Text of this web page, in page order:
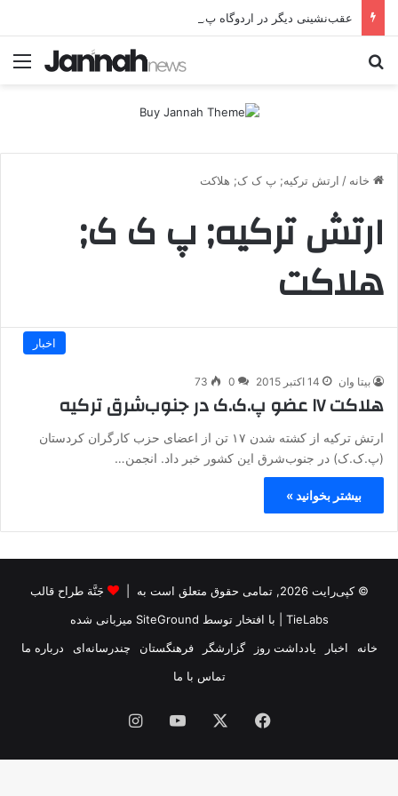
خانه / ارتش ترکیه; پ ک ک; هلاکت
ارتش ترکیه; پ ک ک;
هلاکت
اخبار
بیتا وان 14 اکتبر 2015 0
73
هلاکت ۱۷ عضو پ.ک.ک در جنوب‌شرق ترکیه
ارتش ترکیه از کشته شدن ۱۷ تن از اعضای حزب کارگران کردستان
(پ.ک.ک) در جنوب‌شرق این کشور خبر داد. انجمن…
بیشتر بخوانید »
© کپی‌رایت 2026, تمامی حقوق متعلق است به |
جَنَّة طراح قالب
TieLabs | با افتخار توسط SiteGround میزبانی شده
خانه
اخبار یادداشت روز گزارشگر فرهنگستان چندرسانه‌ای
درباره ما
تماس با ما
فیس
بوک
یوتیوب